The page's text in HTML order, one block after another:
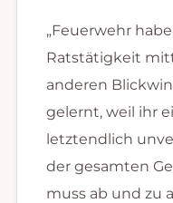
„Feuerwehr
Ratstätigkeit
anderen
gelernt, weil ihr
letztendlich
der gesamten
muss ab und zu